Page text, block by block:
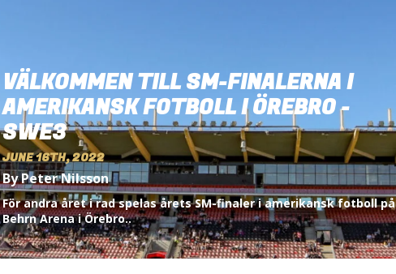
VÄLKOMMEN TILL SM-FINALERNA I
AMERIKANSK FOTBOLL I ÖREBRO -
SWE3
JUNE 16TH, 2022
By Peter Nilsson
För andra året i rad spelas årets SM-finaler i amerikansk fotboll på
Behrn Arena i Örebro..